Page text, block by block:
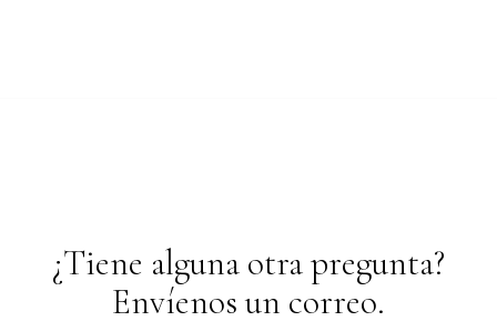
¿Tiene alguna otra pregunta?
Envíenos un correo.